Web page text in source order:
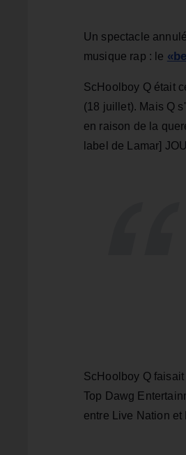
Un spectacle
musique rap : le
ScHoolboy Q était
(18 juillet). Mais Q
en raison de la
label de Lamar]
ScHoolboy Q
Top Dawg
entre Live Nation et